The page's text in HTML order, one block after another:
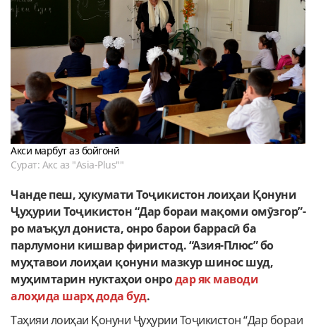
Акси марбут аз бойгонӣ
Сурат: Акс аз "Asia-Plus""
Чанде пеш, ҳукумати Тоҷикистон лоиҳаи Қонуни
Ҷуҳурии Тоҷикистон “Дар бораи мақоми омӯзгор”-
ро маъқул дониста, онро барои баррасӣ ба
парлумони кишвар фиристод. “Азия-Плюс” бо
муҳтавои лоиҳаи қонуни мазкур шинос шуд,
муҳимтарин нуктаҳои онродар як маводи
алоҳида шарҳ дода буд.
Таҳияи лоиҳаи Қонуни Ҷуҳурии Тоҷикистон “Дар бораи